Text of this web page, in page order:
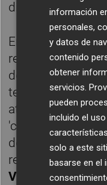
dijo.
En su
recordó que la
desarrollando
terminará en
atención a los
'consolidación
de la experiencia
relieve
el
Valencia, que ya
información
personales,
y datos de
contenido
obtener
servicios.
pueden
incluido el
solo a este
basarse en el